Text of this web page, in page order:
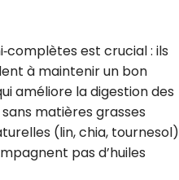
est crucial : ils
à maintenir un bon
améliore la digestion des
matières grasses
(lin, chia, tournesol)
pas d’huiles